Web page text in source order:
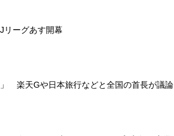
リーグあす開幕
楽天Gや日本旅行などと全国の首長が議論